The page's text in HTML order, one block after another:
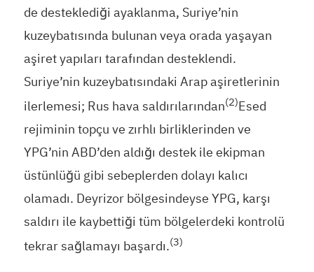
de desteklediği ayaklanma, Suriye’nin
kuzeybatısında bulunan veya orada yaşayan
aşiret yapıları tarafından desteklendi.
Suriye’nin kuzeybatısındaki Arap aşiretlerinin
ilerlemesi; Rus hava saldırılarından(2)Esed
rejiminin topçu ve zırhlı birliklerinden ve
YPG’nin ABD’den aldığı destek ile ekipman
üstünlüğü gibi sebeplerden dolayı kalıcı
olamadı. Deyrizor bölgesindeyse YPG, karşı
saldırı ile kaybettiği tüm bölgelerdeki kontrolü
tekrar sağlamayı başardı.(3)